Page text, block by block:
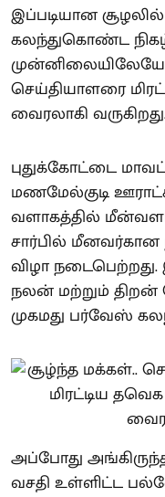
இப்படியான
கலந்துகொண்ட
செய்தியாளரை
வைரலாகி
புதுக்கோட்டை
மணமேல்குடி
வளாகத்தில்
சார்பில்
விழா
நலன் மற்றும் திறன்
முகமது பர்வேஸ்
அப்போது
வசதி உள்ளிட்ட